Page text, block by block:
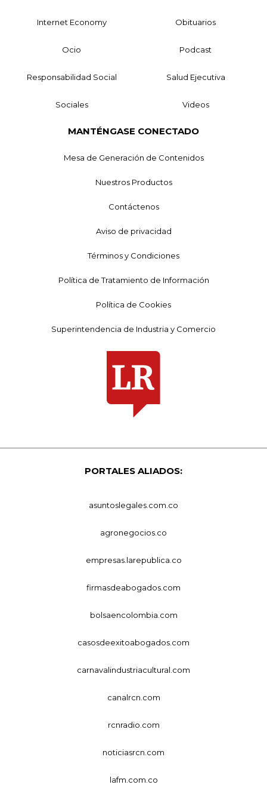
Internet Economy Obituarios
Ocio Podcast
Responsabilidad Social Salud Ejecutiva
Sociales Videos
MANTÉNGASE CONECTADO
Mesa de Generación de Contenidos
Nuestros Productos
Contáctenos
Aviso de privacidad
Términos y Condiciones
Política de Tratamiento de Información
Política de Cookies
Superintendencia de Industria y Comercio
PORTALES ALIADOS:
asuntoslegales.com.co
agronegocios.co
empresas.larepublica.co
firmasdeabogados.com
bolsaencolombia.com
casosdeexitoabogados.com
carnavalindustriacultural.com
canalrcn.com
rcnradio.com
noticiasrcn.com
lafm.com.co